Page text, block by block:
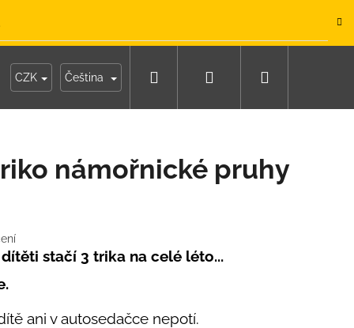
Moje objednávka
CZK Čeština Hledat Přihlášení
námořnické pruhy
stačí 3 trika na celé léto...
ani v autosedačce nepotí.